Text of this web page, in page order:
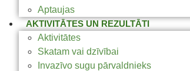
Aptaujas
AKTIVITĀTES UN REZULTĀTI
Aktivitātes
Skatam vai dzīvībai
Invazīvo sugu pārvaldnieks